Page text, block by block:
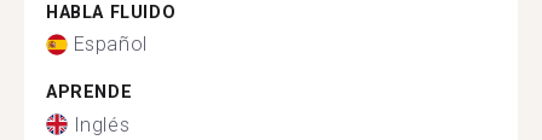
HABLA FLUIDO
Español
APRENDE
Inglés